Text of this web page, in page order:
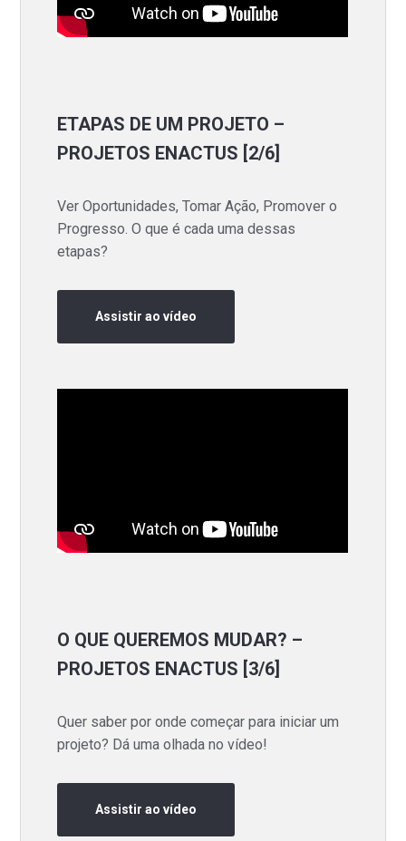
ETAPAS DE UM PROJETO –
PROJETOS ENACTUS [2/6]
Ver Oportunidades, Tomar Ação, Promover o
Progresso. O que é cada uma dessas
etapas?
Assistir ao vídeo
O QUE QUEREMOS MUDAR? –
PROJETOS ENACTUS [3/6]
Quer saber por onde começar para iniciar um
projeto? Dá uma olhada no vídeo!
Assistir ao vídeo